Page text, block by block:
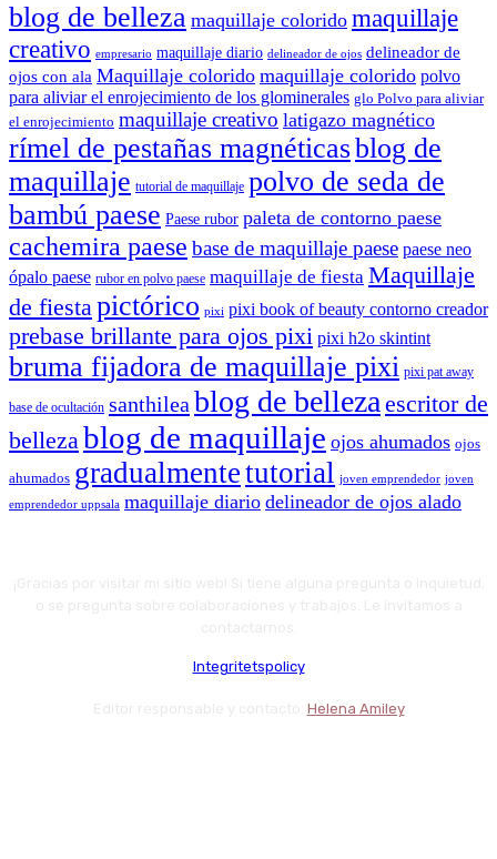
blog de belleza maquillaje colorido maquillaje
creativo empresario maquillaje diario delineador de ojos delineador de
ojos con ala Maquillaje colorido maquillaje colorido polvo
para aliviar el enrojecimiento de los glominerales glo Polvo para aliviar
el enrojecimiento maquillaje creativo latigazo magnético
rímel de pestañas magnéticasblog de
maquillaje tutorial de maquillaje polvo de seda de
bambú paese Paese rubor paleta de contorno paese
cachemira paese base de maquillaje paese paese neo
ópalo paese rubor en polvo paese maquillaje de fiesta Maquillaje
de fiestapictórico pixi pixi book of beauty contorno creador
prebase brillante para ojos pixi pixi h2o skintint
bruma fijadora de maquillaje pixi pixi pat away
base de ocultación santhileablog de bellezaescritor de
bellezablog de maquillaje ojos ahumados ojos
ahumados gradualmentetutorial joven emprendedor joven
emprendedor uppsala maquillaje diario delineador de ojos alado
Integritetspolicy
Helena Amiley